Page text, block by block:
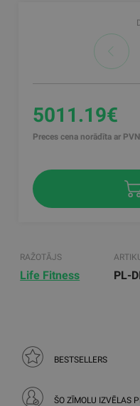
5011.19€
Preces cena norādīta ar PVN
RAŽOTĀJS
Life Fitness PL-
BESTSELLERS
ŠO ZĪMOLU IZVĒLAS